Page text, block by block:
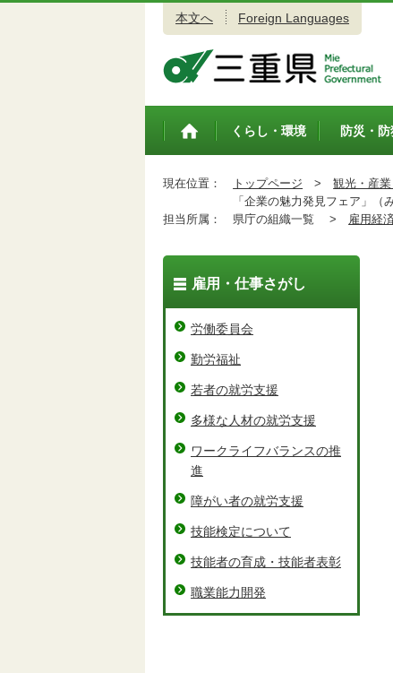
本文へ Foreign Languages
トップペ
くらし・環境 防災・防
現在位置： トップページ > 観光・産業
「企業の魅力発見フェア」（
担当所属：
県庁の組織一覧 > 雇用経
雇用・仕事さがし
労働委員会
勤労福祉
若者の就労支援
多様な人材の就労支援
ワークライフバランスの推
進
障がい者の就労支援
技能検定について
技能者の育成・技能者表彰
職業能力開発